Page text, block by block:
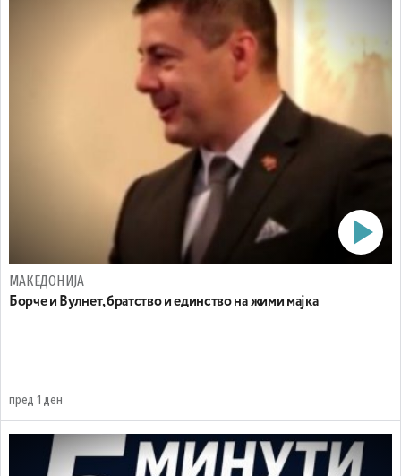
МАКЕДОНИЈА
Борче и Вулнет, братство и единство на жими мајка
пред 1 ден